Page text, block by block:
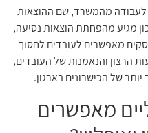
בהשוואה לעבודה מהמשרד, שם ההוצאות
כ-61 דולר. החיסכון מגיע מהפחתת הוצאות נסיעה,
מאפשרים לעובדים לחסוך
הרצון והנאמנות של העובדים,
של הכישרונים בארגון.
מאפשרים